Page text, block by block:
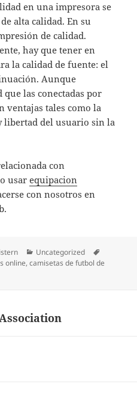
en una impresora se
alta calidad. En su
de calidad.
hay que tener en
la calidad de fuente: el
Aunque
las conectadas por
ventajas tales como la
libertad del usuario sin la
con
usarequipacion
con nosotros en
Autor
istern Categorías
Uncategorized
online,camisetas de futbol de